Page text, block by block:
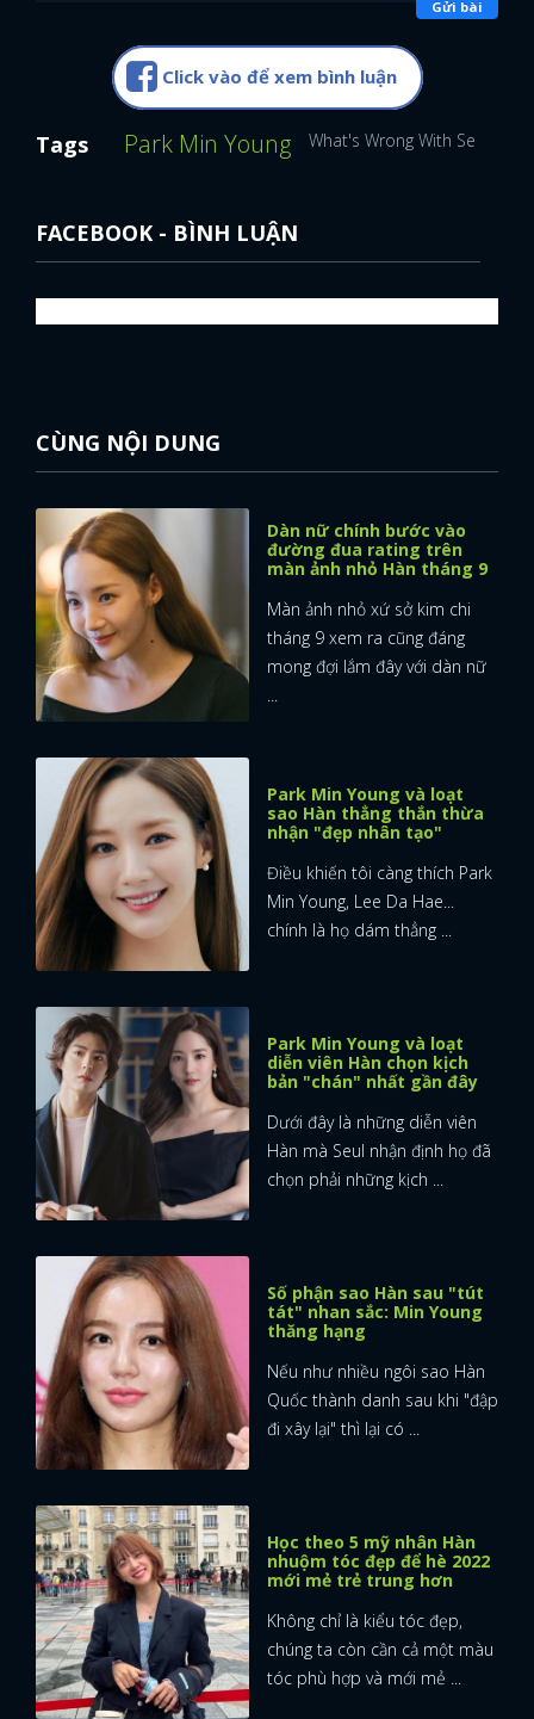
FACEBOOK GOOGLE
Gửi bài
Click vào để xem bình luận
Tags Park Min Young What's Wrong With Secretary
FACEBOOK - BÌNH LUẬN
CÙNG NỘI DUNG
Dàn nữ chính bước vào
đường đua rating trên
màn ảnh nhỏ Hàn tháng 9
Màn ảnh nhỏ xứ sở kim chi
tháng 9 xem ra cũng đáng
mong đợi lắm đây với dàn nữ
...
Park Min Young và loạt
sao Hàn thẳng thắn thừa
nhận "đẹp nhân tạo"
Điều khiến tôi càng thích Park
Min Young, Lee Da Hae...
chính là họ dám thẳng ...
Park Min Young và loạt
diễn viên Hàn chọn kịch
bản "chán" nhất gần đây
Dưới đây là những diễn viên
Hàn mà Seul nhận định họ đã
chọn phải những kịch ...
Số phận sao Hàn sau "tút
tát" nhan sắc: Min Young
thăng hạng
Nếu như nhiều ngôi sao Hàn
Quốc thành danh sau khi "đập
đi xây lại" thì lại có ...
Học theo 5 mỹ nhân Hàn
nhuộm tóc đẹp để hè 2022
mới mẻ trẻ trung hơn
Không chỉ là kiểu tóc đẹp,
chúng ta còn cần cả một màu
tóc phù hợp và mới mẻ ...